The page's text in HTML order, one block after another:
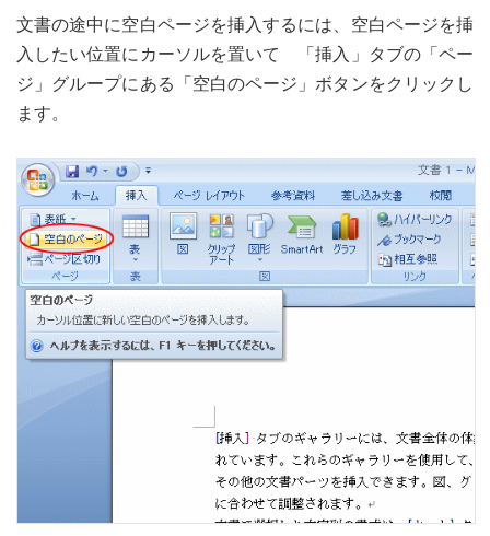
文書の途中に空白ページを挿入するには、空白ページを挿
入したい位置にカーソルを置いて 「挿入」タブの「ペー
ジ」グループにある「空白のページ」ボタンをクリックし
ます。